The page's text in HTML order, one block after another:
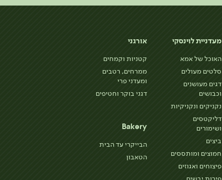
מעדניית לוינסקי
האוכל של אמא
סלטים מעולים
דגים מעושנים
וכבושים
נקניקים ונקניקיות
דליקטסים
ושימורים
ביצים
חמוצים ומותססים
פיצוחים ואגוזים
אורגני
קטניות וקמחים
ממרחים, רטבים
ומעדני פרי
דגני בוקר וחטיפים
Bakery
הבייקרי עד הבית
הטאבון